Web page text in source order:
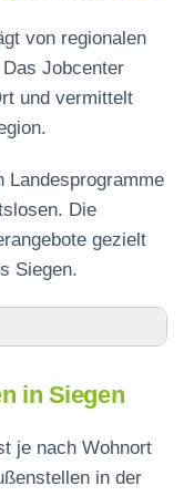
von regionalen
Jobcenter
und vermittelt
Landesprogramme
Die
gezielt
Siegen.
in Siegen
beantragen
– zuständige
in Siegen
je nach Wohnort
in der